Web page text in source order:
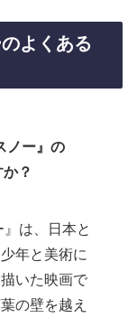
よくある
ノー』の
？
』は、日本と
年と美術に
いた映画で
の壁を越え